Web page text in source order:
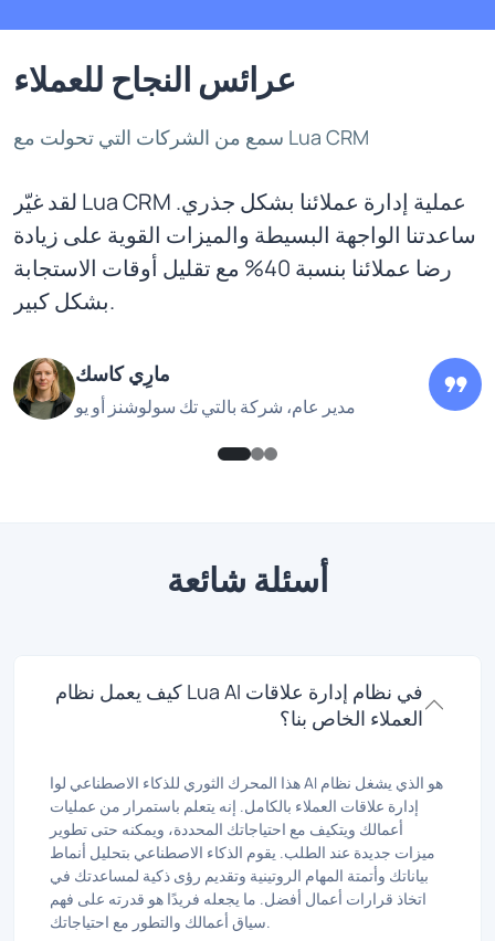
عرائس النجاح للعملاء
سمع من الشركات التي تحولت مع Lua CRM
لقد غيّر Lua CRM عملية إدارة عملائنا بشكل جذري.
ساعدتنا الواجهة البسيطة والميزات القوية على زيادة
رضا عملائنا بنسبة 40% مع تقليل أوقات الاستجابة
بشكل كبير.
مارِي كاسك
مدير عام، شركة بالتي تك سولوشنز أو يو
أسئلة شائعة
كيف يعمل نظام Lua AI في نظام إدارة علاقات
العملاء الخاص بنا؟
هذا المحرك الثوري للذكاء الاصطناعي لوا AI هو الذي يشغل نظام
إدارة علاقات العملاء بالكامل. إنه يتعلم باستمرار من عمليات
أعمالك ويتكيف مع احتياجاتك المحددة، ويمكنه حتى تطوير
ميزات جديدة عند الطلب. يقوم الذكاء الاصطناعي بتحليل أنماط
بياناتك وأتمتة المهام الروتينية وتقديم رؤى ذكية لمساعدتك في
اتخاذ قرارات أعمال أفضل. ما يجعله فريدًا هو قدرته على فهم
سياق أعمالك والتطور مع احتياجاتك.